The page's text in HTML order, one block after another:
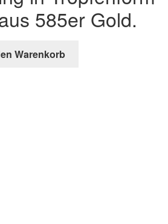
585er Gold.
Warenkorb